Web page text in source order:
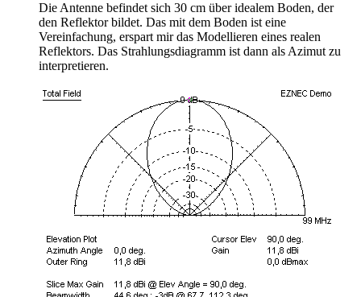
Die Antenne befindet sich 30 cm über idealem Boden, der
den Reflektor bildet. Das mit dem Boden ist eine
Vereinfachung, erspart mir das Modellieren eines realen
Reflektors. Das Strahlungsdiagramm ist dann als Azimut zu
interpretieren.